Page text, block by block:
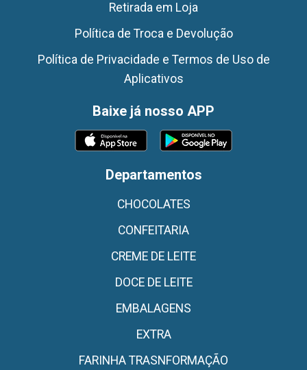
Retirada em Loja
Política de Troca e Devolução
Política de Privacidade e Termos de Uso de
Aplicativos
Baixe já nosso APP
Departamentos
CHOCOLATES
CONFEITARIA
CREME DE LEITE
DOCE DE LEITE
EMBALAGENS
EXTRA
FARINHA TRASNFORMAÇÃO